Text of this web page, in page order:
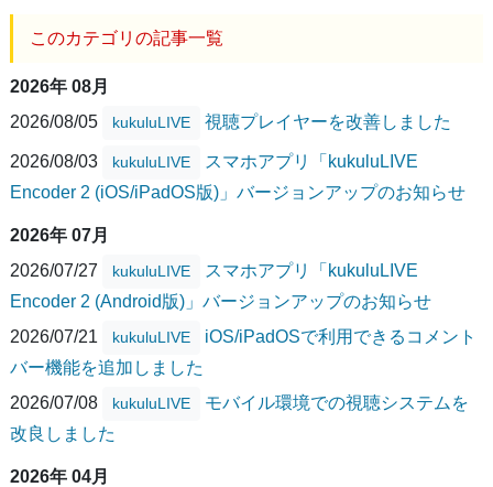
このカテゴリの記事一覧
2026年 08月
2026/08/05
kukuluLIVE 視聴プレイヤーを改善しました
2026/08/03 kukuluLIVE
スマホアプリ「kukuluLIVE
Encoder 2 (iOS/iPadOS版)」バージョンアップのお知らせ
2026年 07月
2026/07/27
kukuluLIVE
スマホアプリ「kukuluLIVE
Encoder 2 (Android版)」バージョンアップのお知らせ
2026/07/21
kukuluLIVE
iOS/iPadOSで利用できるコメント
バー機能を追加しました
2026/07/08
kukuluLIVE
モバイル環境での視聴システムを
改良しました
2026年 04月